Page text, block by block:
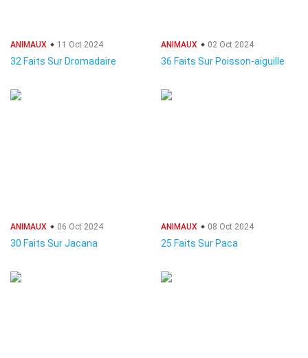
ANIMAUX 11 Oct 2024
32 Faits Sur Dromadaire
ANIMAUX 02 Oct 2024
36 Faits Sur Poisson-aiguille
ANIMAUX 06 Oct 2024
30 Faits Sur Jacana
ANIMAUX 08 Oct 2024
25 Faits Sur Paca